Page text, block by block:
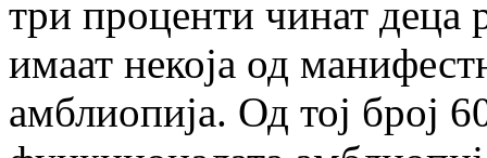
три проценти чинат деца
имаат некоја од
амблиопија. Од тој број